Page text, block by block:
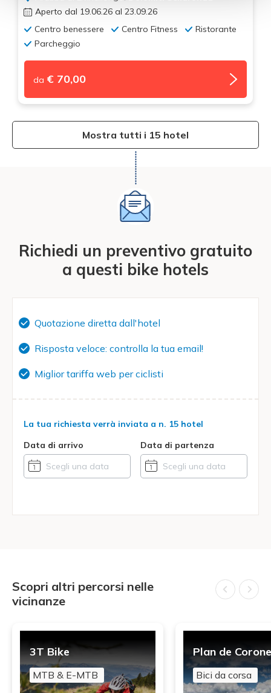
Aperto dal 19.06.26 al 23.09.26
Centro benessere
Centro Fitness
Ristorante
Parcheggio
da € 70,00
Mostra tutti i 15 hotel
Richiedi un preventivo gratuito
a questi bike hotels
Quotazione diretta dall'hotel
Risposta veloce: controlla la tua email!
Miglior tariffa web per ciclisti
La tua richiesta verrà inviata a n. 15 hotel
Data di arrivo
Data di partenza
Scopri altri percorsi nelle
vicinanze
3T Bike
MTB & E-MTB
Plan de
Bici da corsa